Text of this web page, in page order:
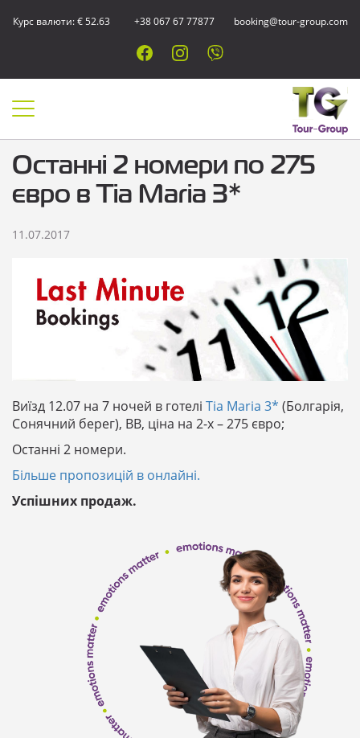
Курс валюти: € 52.63 +38 067 67 77877 booking@tour-group.com
Останні 2 номери по 275
євро в Tia Maria 3*
11.07.2017
Виїзд 12.07 на 7 ночей в готелі Tia Maria 3* (Болгарія,
Сонячний берег), ВВ, ціна на 2-х – 275 євро;
Останні 2 номери.
Більше пропозицій в онлайні.
Успішних продаж.